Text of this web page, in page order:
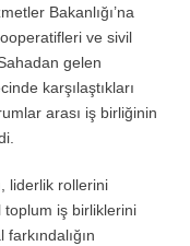
Bakanlığı’na
ve sivil
gelen
karşılaştıkları
arası iş birliğinin
liderlik rollerini
iş birliklerini